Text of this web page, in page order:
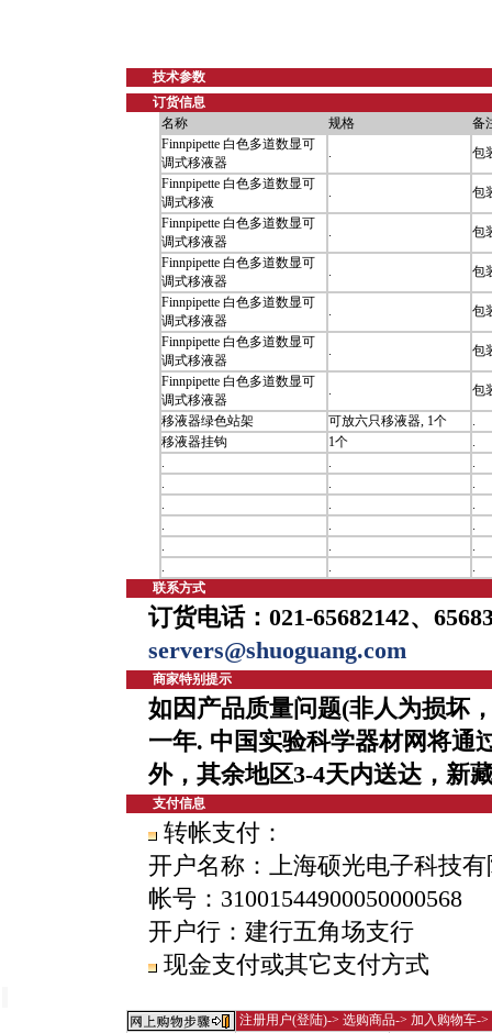
技术参数
订货信息
名称
规格
备
Finnpipette 白色多道数显可
调式移液器
.
包
Finnpipette 白色多道数显可
调式移液
.
包
Finnpipette 白色多道数显可
调式移液器
.
包
Finnpipette 白色多道数显可
调式移液器
.
包
Finnpipette 白色多道数显可
调式移液器
.
包
Finnpipette 白色多道数显可
调式移液器
.
包
Finnpipette 白色多道数显可
调式移液器
.
包
移液器绿色站架
可放六只移液器, 1个
.
移液器挂钩
1个
.
.
.
.
.
.
.
.
.
.
.
.
.
.
.
.
.
.
.
联系方式
订货电话：021-65682142、
servers@shuoguang.com
商家特别提示
如因产品质量问题(非人为损坏
一年. 中国实验科学器材网将通
外，其余地区3-4天内送达，新
支付信息
转帐支付：
开户名称：上海硕光电子科技
帐号：31001544900050000568
开户行：建行五角场支行
现金支付或其它支付方式
注册用户(登陆)-> 选购商品-> 加入购物车-